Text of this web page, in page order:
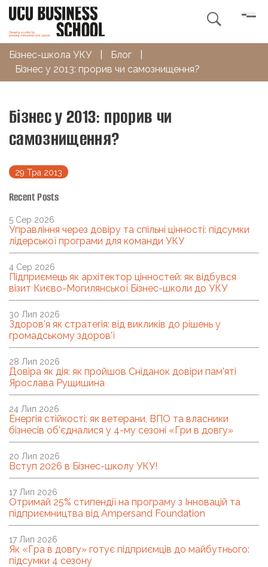

Бізнес-школа УКУ Блог
Бізнес у 2013: прорив чи самознищення?
Бізнес у 2013: прорив чи
самознищення?
29 Тра 2013
Recent Posts
Управління через довіру та спільні цінності: підсумки
лідерської програми для команди УКУ
5 Сер 2026
Підприємець як архітектор цінностей: як відбувся
візит Києво-Могилянської Бізнес-школи до УКУ
4 Сер 2026
Здоров’я як стратегія: від викликів до рішень у
громадському здоров’ї
30 Лип 2026
Довіра як дія: як пройшов Сніданок довіри пам’яті
Ярослава Рущишина
28 Лип 2026
Енергія стійкості: як ветерани, ВПО та власники
бізнесів об’єдналися у 4-му сезоні «Гри в довгу»
24 Лип 2026
Вступ 2026 в Бізнес-школу УКУ!
20 Лип 2026
Отримай 25% стипендії на програму з Інновацій та
підприємництва від Ampersand Foundation
17 Лип 2026
Як «Гра в довгу» готує підприємців до майбутнього:
підсумки 4 сезону
17 Лип 2026